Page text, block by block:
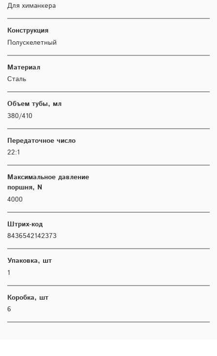
Для химанкера
Конструкция
Полускелетный
Материал
Сталь
Объем тубы, мл
380/410
Передаточное число
22:1
Максимальное давление
поршня, N
4000
Штрих-код
8436542142373
Упаковка, шт
1
Коробка, шт
6